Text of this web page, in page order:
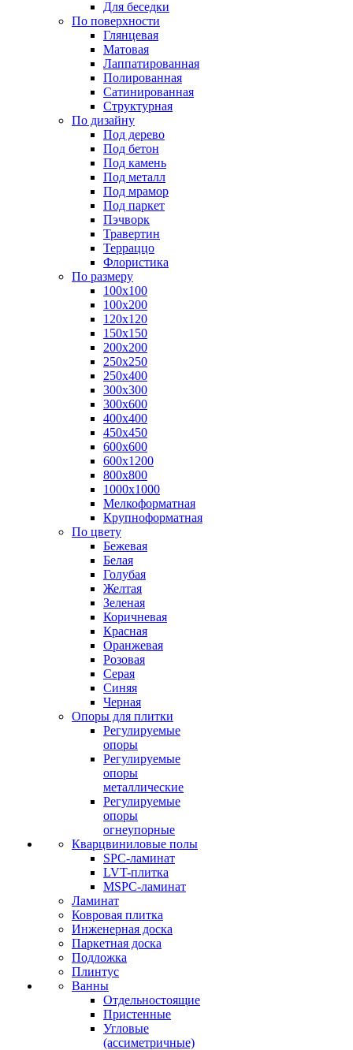
Для беседки
По поверхности
Глянцевая
Матовая
Лаппатированная
Полированная
Сатинированная
Структурная
По дизайну
Под дерево
Под бетон
Под камень
Под металл
Под мрамор
Под паркет
Пэчворк
Травертин
Терраццо
Флористика
По размеру
100х100
100х200
120х120
150х150
200х200
250х250
250х400
300х300
300х600
400х400
450х450
600х600
600х1200
800х800
1000х1000
Мелкоформатная
Крупноформатная
По цвету
Бежевая
Белая
Голубая
Желтая
Зеленая
Коричневая
Красная
Оранжевая
Розовая
Серая
Синяя
Черная
Опоры для плитки
Регулируемые
опоры
Регулируемые
опоры
металлические
Регулируемые
опоры
огнеупорные
Кварцвиниловые полы
SPC-ламинат
LVT-плитка
MSPC-ламинат
Ламинат
Ковровая плитка
Инженерная доска
Паркетная доска
Подложка
Плинтус
Ванны
Отдельностоящие
Пристенные
Угловые
(ассиметричные)